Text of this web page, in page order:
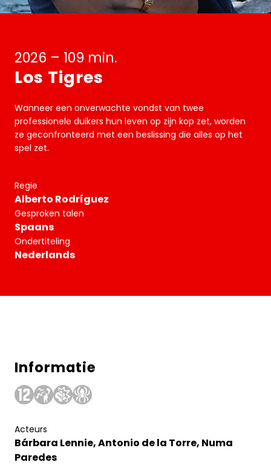
2026 – 109 min.
Los Tigres
Wanneer een onverwachte vondst van twee
professionele duikers hun leven op zijn kop zet, worden
ze geconfronteerd met een beslissing die alles op het
spel zet.
Regie
Alberto Rodríguez
Gesproken talen
Spaans
Ondertiteling
Nederlands
Informatie
Acteurs
Bárbara Lennie, Antonio de la Torre, Numa
Paredes